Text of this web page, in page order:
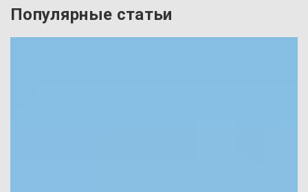
Популярные статьи